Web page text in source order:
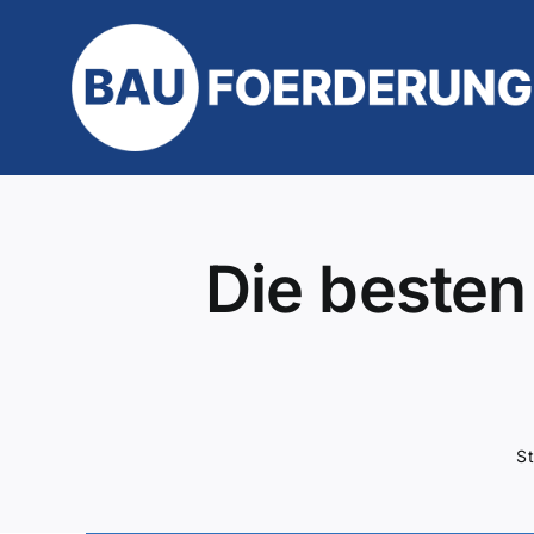
springen
Die